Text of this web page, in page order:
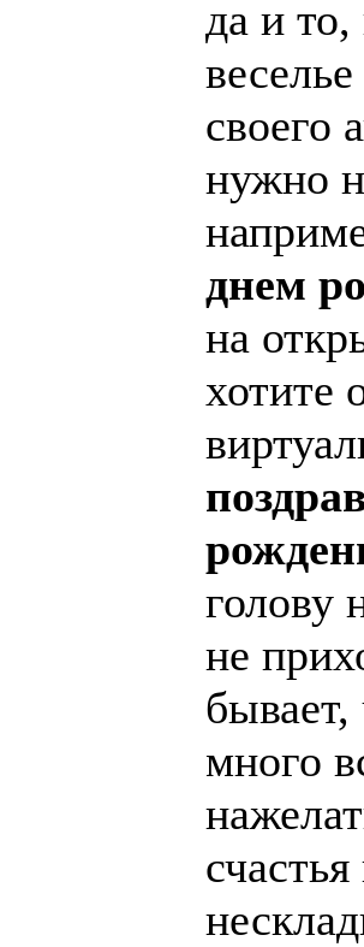
да и то,
своего
нужно
днем
на
хотите
голову
не
бывает,
много